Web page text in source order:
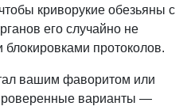
криворукие обезьяны с
его случайно не
протоколов.
вашим фаворитом или
варианты —